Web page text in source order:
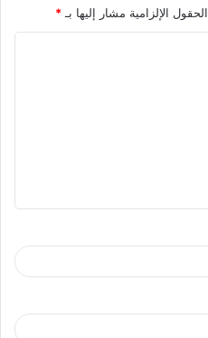
الحقول الإلزامية مشار إليها بـ *